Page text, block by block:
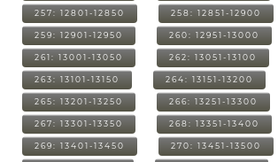
257: 12801-12850 258: 12851-12900
259: 12901-12950 260: 12951-13000
261: 13001-13050 262: 13051-13100
263: 13101-13150 264: 13151-13200
265: 13201-13250 266: 13251-13300
267: 13301-13350 268: 13351-13400
269: 13401-13450 270: 13451-13500